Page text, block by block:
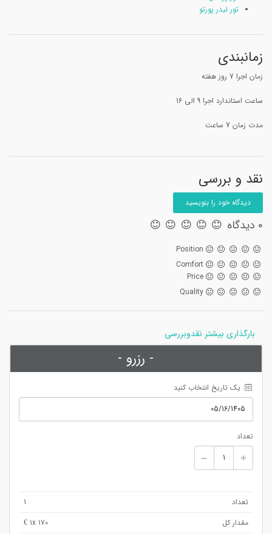
تور لیدر پورتو
زمانبندی
زمان اجرا 7 روز هفته
ساعت استاندارد اجرا 9 الی 16
مدت زمان 7 ساعت
نقد و بررسی
دیدگاه خود را بنویسید
0 دیدگاه
Position
Comfort
Price
Quality
بارگذاری بیشتر نقدوبررسی
- رزرو -
یک تاریخ انتخاب کنید
تعداد
تعداد
1
مقدار کل
1x 170 €